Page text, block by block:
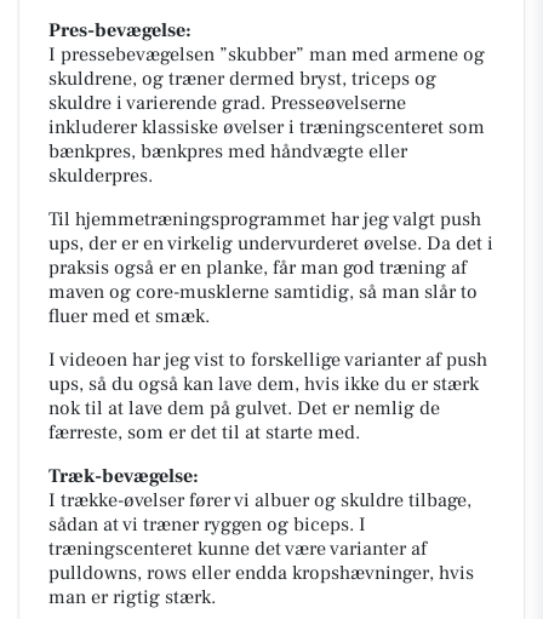
Pres-bevægelse:
I pressebevægelsen ”skubber” man med armene og
skuldrene, og træner dermed bryst, triceps og
skuldre i varierende grad. Presseøvelserne
inkluderer klassiske øvelser i træningscenteret som
bænkpres, bænkpres med håndvægte eller
skulderpres.
Til hjemmetræningsprogrammet har jeg valgt push
ups, der er en virkelig undervurderet øvelse. Da det i
praksis også er en planke, får man god træning af
maven og core-musklerne samtidig, så man slår to
fluer med et smæk.
I videoen har jeg vist to forskellige varianter af push
ups, så du også kan lave dem, hvis ikke du er stærk
nok til at lave dem på gulvet. Det er nemlig de
færreste, som er det til at starte med.
Træk-bevægelse:
I trække-øvelser fører vi albuer og skuldre tilbage,
sådan at vi træner ryggen og biceps. I
træningscenteret kunne det være varianter af
pulldowns, rows eller endda kropshævninger, hvis
man er rigtig stærk.